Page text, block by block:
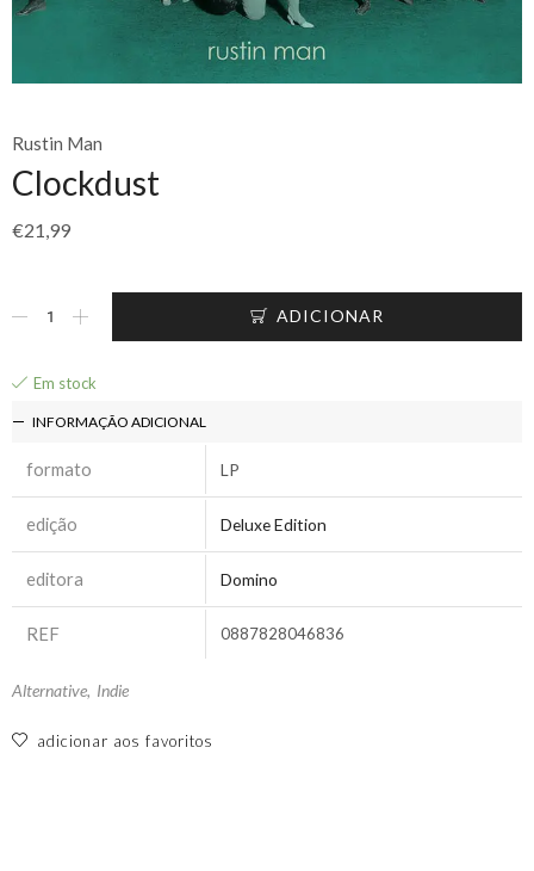
Rustin Man
Clockdust
€21,99
ADICIONAR
Em stock
INFORMAÇÃO ADICIONAL
formato LP
edição Deluxe Edition
editora Domino
REF 0887828046836
Alternative, Indie
adicionar aos favoritos